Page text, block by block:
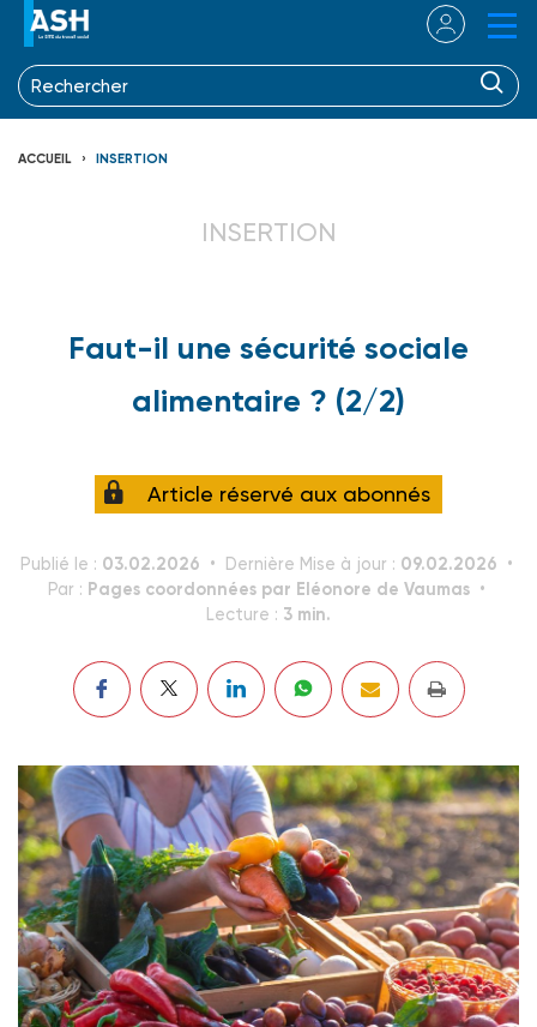
ACCUEIL INSERTION
INSERTION
Faut-il une sécurité sociale
alimentaire ? (2/2)
Article réservé aux abonnés
Publié le : 03.02.2026 Dernière Mise à jour : 09.02.2026
Par : Pages coordonnées par Eléonore de Vaumas
Lecture : 3 min.